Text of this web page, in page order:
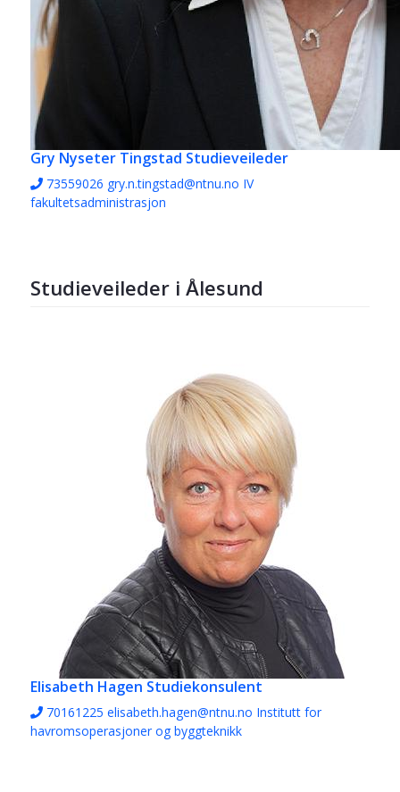
Gry Nyseter Tingstad Studieveileder
73559026 gry.n.tingstad@ntnu.no IV
fakultetsadministrasjon
Studieveileder i Ålesund
Elisabeth Hagen Studiekonsulent
70161225 elisabeth.hagen@ntnu.no Institutt for
havromsoperasjoner og byggteknikk